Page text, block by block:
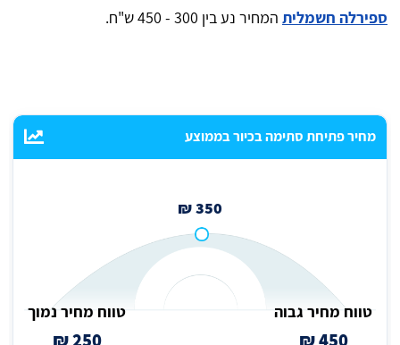
ספירלה חשמלית המחיר נע בין 300 - 450 ש"ח.
מחיר פתיחת סתימה בכיור בממוצע
350 ₪
טווח מחיר גבוה
450 ₪
טווח מחיר נמוך
250 ₪